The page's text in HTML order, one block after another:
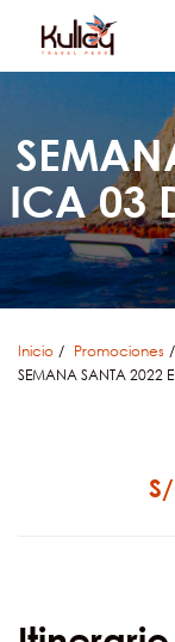
ICA 03
Inicio
Promociones
SEMANA SANTA 2022
S/